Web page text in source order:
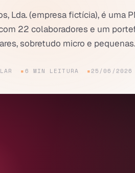
Lda. (empresa fictícia), é uma
22 colaboradores e um
sobretudo micro e
6 MIN LEITURA 25/06/2026